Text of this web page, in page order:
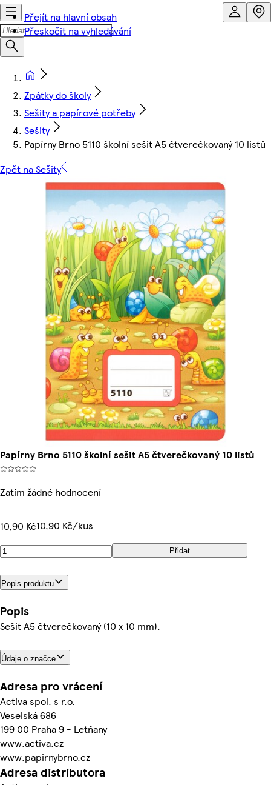
Přejít na hlavní obsah
Přeskočit na vyhledávání
Zpátky do školy
Sešity a papírové potřeby
Sešity
Papírny Brno 5110 školní sešit A5 čtverečkovaný 10 listů
Zpět na Sešity
Papírny Brno 5110 školní sešit A5 čtverečkovaný 10 listů
Zatím žádné hodnocení
10,90 Kč10,90 Kč/kus
Přidat
Popis produktu
Popis
Sešit A5 čtverečkovaný (10 x 10 mm).
Údaje o značce
Adresa pro vrácení
Activa spol. s r.o.
Veselská 686
199 00 Praha 9 - Letňany
www.activa.cz
www.papirnybrno.cz
Adresa distributora